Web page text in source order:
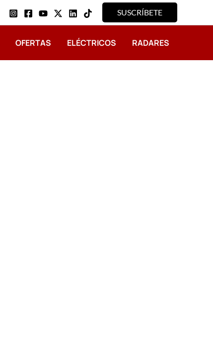
SUSCRÍBETE
OFERTAS ELÉCTRICOS RADARES